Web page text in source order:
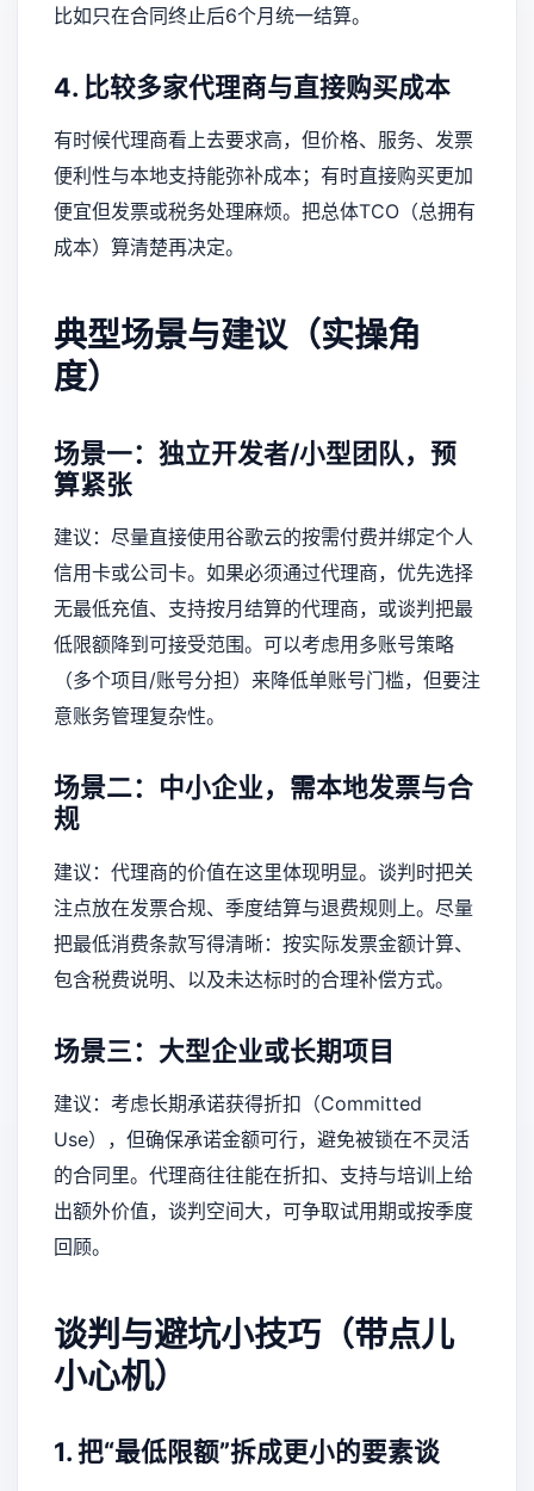
比如只在合同终止后6个月统一结算。
4. 比较多家代理商与直接购买成本
有时候代理商看上去要求高，但价格、服务、发票
便利性与本地支持能弥补成本；有时直接购买更加
便宜但发票或税务处理麻烦。把总体TCO（总拥有
成本）算清楚再决定。
典型场景与建议（实操角
度）
场景一：独立开发者/小型团队，预
算紧张
建议：尽量直接使用谷歌云的按需付费并绑定个人
信用卡或公司卡。如果必须通过代理商，优先选择
无最低充值、支持按月结算的代理商，或谈判把最
低限额降到可接受范围。可以考虑用多账号策略
（多个项目/账号分担）来降低单账号门槛，但要注
意账务管理复杂性。
场景二：中小企业，需本地发票与合
规
建议：代理商的价值在这里体现明显。谈判时把关
注点放在发票合规、季度结算与退费规则上。尽量
把最低消费条款写得清晰：按实际发票金额计算、
包含税费说明、以及未达标时的合理补偿方式。
场景三：大型企业或长期项目
建议：考虑长期承诺获得折扣（Committed
Use），但确保承诺金额可行，避免被锁在不灵活
的合同里。代理商往往能在折扣、支持与培训上给
出额外价值，谈判空间大，可争取试用期或按季度
回顾。
谈判与避坑小技巧（带点儿
小心机）
1. 把“最低限额”拆成更小的要素谈